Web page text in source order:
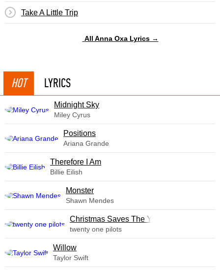
Take A Little Trip
All Anna Oxa Lyrics →
HOT LYRICS
Midnight Sky
Miley Cyrus
​Positions
Ariana Grande
Therefore I Am
Billie Eilish
Monster
Shawn Mendes
Christmas Saves The Year
twenty one pilots
Willow
Taylor Swift